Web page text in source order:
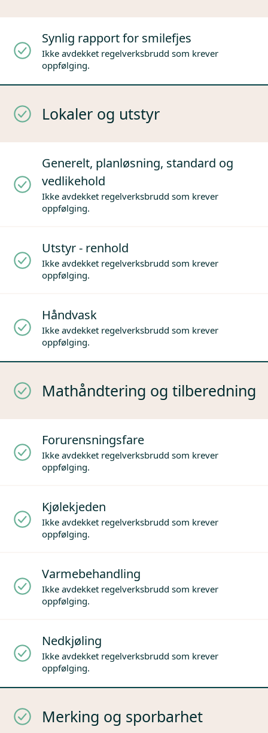
Synlig rapport for smilefjes
Ikke avdekket regelverksbrudd som krever
oppfølging.
Lokaler og utstyr
Generelt, planløsning, standard og
vedlikehold
Ikke avdekket regelverksbrudd som krever
oppfølging.
Utstyr - renhold
Ikke avdekket regelverksbrudd som krever
oppfølging.
Håndvask
Ikke avdekket regelverksbrudd som krever
oppfølging.
Mathåndtering og tilberedning
Forurensningsfare
Ikke avdekket regelverksbrudd som krever
oppfølging.
Kjølekjeden
Ikke avdekket regelverksbrudd som krever
oppfølging.
Varmebehandling
Ikke avdekket regelverksbrudd som krever
oppfølging.
Nedkjøling
Ikke avdekket regelverksbrudd som krever
oppfølging.
Merking og sporbarhet